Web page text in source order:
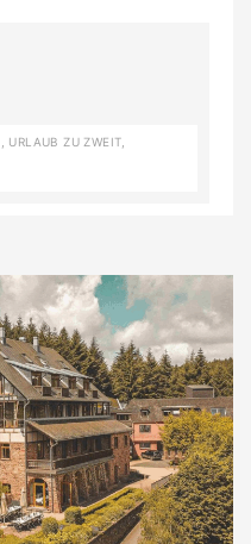
URLAUB ZU ZWEIT